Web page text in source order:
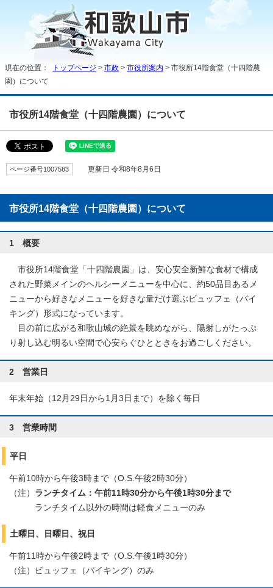
現在の位置： トップページ > 市政 > 市役所案内 > 市役所14階食堂（十四階農
園）について
市役所14階食堂（十四階農園）について
ページ番号1007583 更新日 令和8年8月6日
市役所14階食堂（十四階農園）について
1 概要
市役所14階食堂「十四階農園」は、安心安全新鮮な食材で構成
された野菜メインのヘルシーメニューを中心に、約50品目あるメ
ニューから好きなメニューを好きな量だけ選ぶビュッフェ（バイ
キング）形式になっています。
目の前に広がる和歌山城の絶景を眺めながら、陽射しがたっぷ
り射し込む明るい空間で心安らぐひとときをお過ごしください。
2 営業日
年末年始（12月29日から1月3日まで）を除く毎日
3 営業時間
平日
午前10時から午後3時まで（O.S.午後2時30分）
（注） ランチタイム：午前11時30分から午後1時30分まで
ランチタイム以外の時間は軽食メニューのみ
土曜日、日曜日、祝日
午前11時から午後2時まで（O.S.午後1時30分）
（注）ビュッフェ（バイキング）のみ